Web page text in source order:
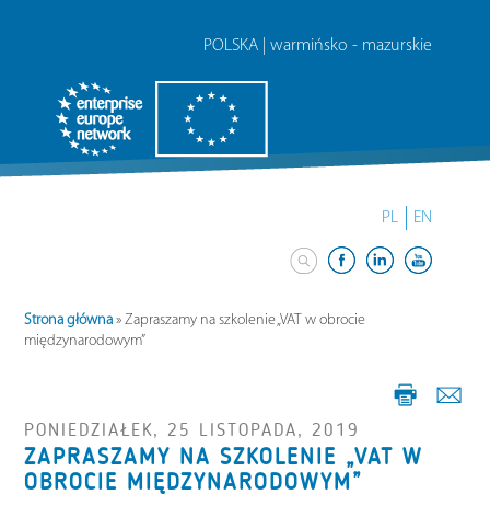
POLSKA | warmińsko - mazurskie
PL EN
Strona główna »Zapraszamy na szkolenie „VAT w obrocie
międzynarodowym”
PONIEDZIAŁEK, 25 LISTOPADA, 2019
ZAPRASZAMY NA SZKOLENIE „VAT W
OBROCIE MIĘDZYNARODOWYM”